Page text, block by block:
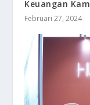
Keuangan
Februari 27, 2024